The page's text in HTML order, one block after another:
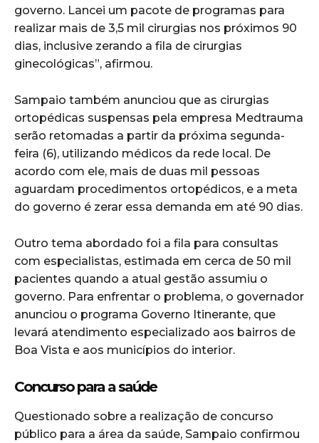
governo. Lancei um pacote de programas para
realizar mais de 3,5 mil cirurgias nos próximos 90
dias, inclusive zerando a fila de cirurgias
ginecológicas”, afirmou.
Sampaio também anunciou que as cirurgias
ortopédicas suspensas pela empresa Medtrauma
serão retomadas a partir da próxima segunda-
feira (6), utilizando médicos da rede local. De
acordo com ele, mais de duas mil pessoas
aguardam procedimentos ortopédicos, e a meta
do governo é zerar essa demanda em até 90 dias.
Outro tema abordado foi a fila para consultas
com especialistas, estimada em cerca de 50 mil
pacientes quando a atual gestão assumiu o
governo. Para enfrentar o problema, o governador
anunciou o programa Governo Itinerante, que
levará atendimento especializado aos bairros de
Boa Vista e aos municípios do interior.
Concurso para a saúde
Questionado sobre a realização de concurso
público para a área da saúde, Sampaio confirmou